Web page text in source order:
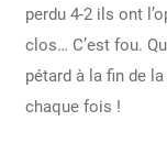
perdu 4-2 ils ont
clos… C’est fou.
pétard à la fin de
chaque fois !